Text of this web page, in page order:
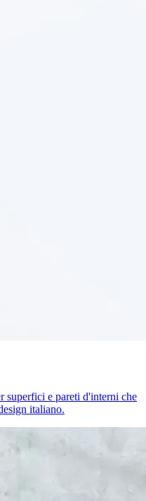
superfici e pareti d'interni che
italiano.